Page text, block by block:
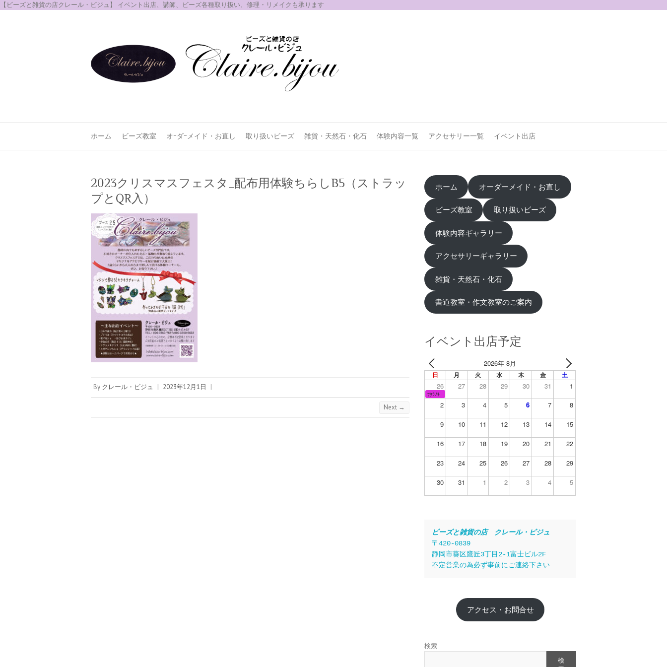
【ビーズと雑貨の店クレール・ビジュ】 イベント出店、講師、ビーズ各種取り扱い、修理・リメイクも承ります
ホーム ビーズ教室 オｰダｰメイド・お直し 取り扱いビーズ 雑貨・天然石・化石 体験内容一覧 アクセサリー一覧 イベント出店
2023クリスマスフェスタ_配布用体験ちらしB5（ストラッ
プとQR入）
By クレール・ビジュ | 2023年12月1日 |
Next →
ホーム オーダーメイド・お直し
ビーズ教室 取り扱いビーズ
体験内容ギャラリー
アクセサリーギャラリー
雑貨・天然石・化石
書道教室・作文教室のご案内
イベント出店予定
2026年 8月
日 月 火 水 木 金 土
26 27 28 29 30 31 1
ｻｸﾗﾉｷ
2 3 4 5 6 7 8
9 10 11 12 13 14 15
16 17 18 19 20 21 22
23 24 25 26 27 28 29
30 31 1 2 3 4 5
ビーズと雑貨の店　クレール・ビジュ
〒420-0839
静岡市葵区鷹匠3丁目2-1富士ビル2F
不定営業の為必ず事前にご連絡下さい
アクセス・お問合せ
検索
検